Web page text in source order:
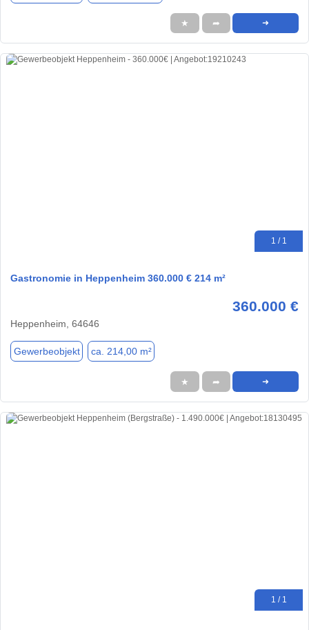
★ ➦ ➜
1 / 1
Gastronomie in Heppenheim 360.000 € 214 m²
360.000 €
Heppenheim, 64646
Gewerbeobjekt ca. 214,00 m²
★ ➦ ➜
1 / 1